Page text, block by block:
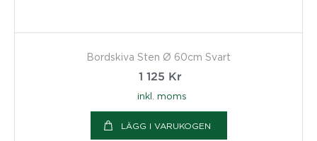
Bordskiva Sten Ø 60cm Svart
1 125 Kr
inkl. moms
LÄGG I VARUKOGEN